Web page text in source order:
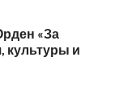
«За
культуры и